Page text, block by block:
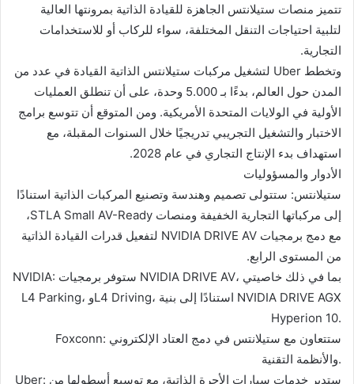
تتميز منصات ستيلانتس الجاهزة للقيادة الذاتية بمرونتها العالية
لتلبية احتياجات التنقل المختلفة، سواء للركاب أو للاستخدامات
التجارية.
وتخطط Uber لتشغيل مركبات ستيلانتس الذاتية القيادة في عدد من
المدن حول العالم، بدءًا بـ 5.000 وحدة، على أن تنطلق العمليات
الأولية في الولايات المتحدة الأمريكية. ومن المتوقع أن تتوسع برامج
الاختبار والتشغيل التجريبي تدريجيًا خلال السنوات المقبلة، مع
استهداف بدء الإنتاج التجاري في عام 2028.
الأدوار والمسؤوليات
ستيلانتس: ستتولى تصميم وهندسة وتصنيع المركبات الذاتية استنادًا
إلى مركباتها التجارية الخفيفة ومنصات STLA Small AV-Ready،
مع دمج برمجيات NVIDIA DRIVE AV لتفعيل قدرات القيادة الذاتية
من المستوى الرابع.
NVIDIA: ستوفر برمجيات NVIDIA DRIVE AV، بما في ذلك خاصيتي
L4 Parking، وL4 Driving، استنادًا إلى بنية NVIDIA DRIVE AGX
Hyperion 10.
Foxconn: ستتعاون مع ستيلانتس في دمج العتاد الإلكتروني
والأنظمة التقنية.
Uber: ستدير خدمات سيارات الأجرة الذاتية، مع توسيع أسطولها من